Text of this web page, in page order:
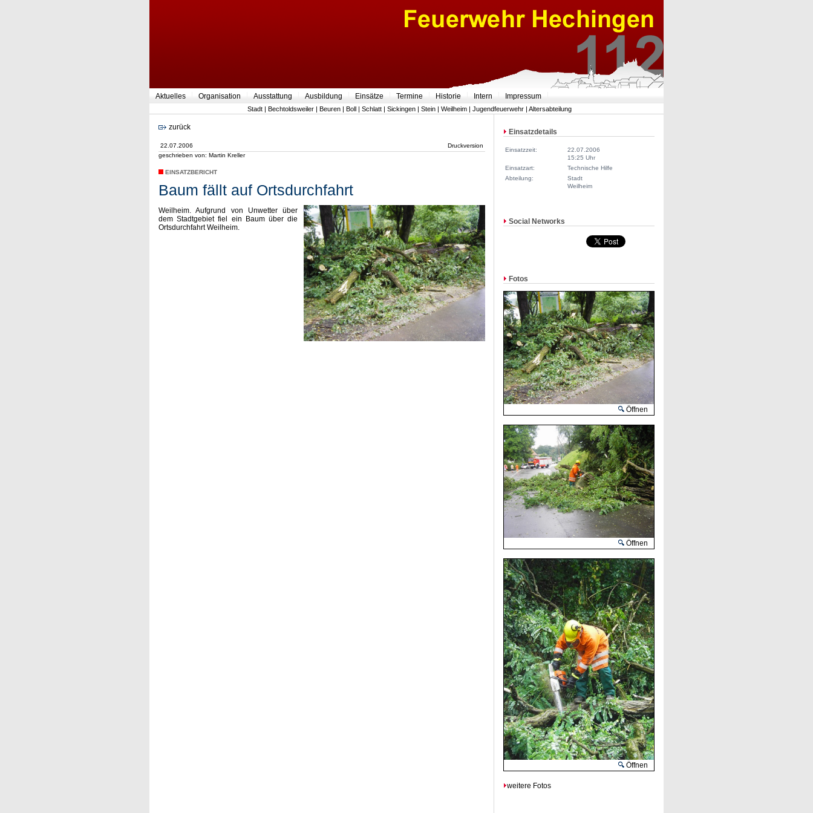
Aktuelles Organisation Ausstattung Ausbildung Einsätze Termine Historie Intern Impressum
Stadt | Bechtoldsweiler | Beuren | Boll | Schlatt | Sickingen | Stein | Weilheim | Jugendfeuerwehr | Altersabteilung
zurück
22.07.2006
Druckversion
geschrieben von: Martin Kreller
EINSATZBERICHT
Baum fällt auf Ortsdurchfahrt
Weilheim. Aufgrund von Unwetter über
dem Stadtgebiet fiel ein Baum über die
Ortsdurchfahrt Weilheim.
Einsatzdetails
Einsatzzeit:
22.07.2006
15:25 Uhr
Einsatzart:
Technische Hilfe
Abteilung:
Stadt
Weilheim
Social Networks
Fotos
Öffnen
Öffnen
Öffnen
weitere Fotos